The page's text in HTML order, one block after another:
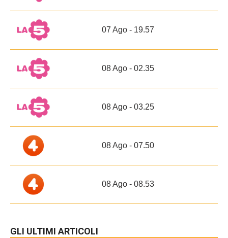
07 Ago - 19.57
08 Ago - 02.35
08 Ago - 03.25
08 Ago - 07.50
08 Ago - 08.53
GLI ULTIMI ARTICOLI